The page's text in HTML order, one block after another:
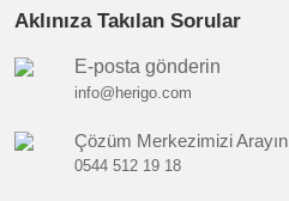
Aklınıza Takılan Sorular
E-posta gönderin
info@herigo.com
Çözüm Merkezimizi Arayın
0544 512 19 18